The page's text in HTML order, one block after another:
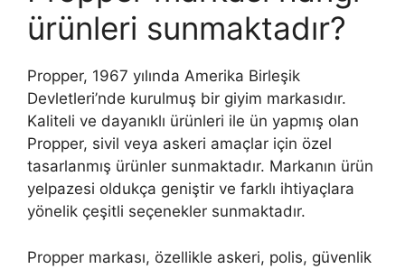
ürünleri sunmaktadır?
Propper, 1967 yılında Amerika Birleşik
Devletleri’nde kurulmuş bir giyim markasıdır.
Kaliteli ve dayanıklı ürünleri ile ün yapmış olan
Propper, sivil veya askeri amaçlar için özel
tasarlanmış ürünler sunmaktadır. Markanın ürün
yelpazesi oldukça geniştir ve farklı ihtiyaçlara
yönelik çeşitli seçenekler sunmaktadır.
Propper markası, özellikle askeri, polis, güvenlik